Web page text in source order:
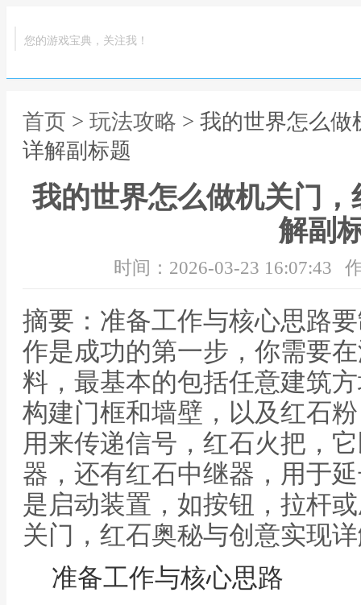
您的游戏宝典，关注我！
首页 > 玩法攻略 > 我的世界怎么
详解副标题
我的世界怎么做机关门
解副
时间：2026-03-23 16:07:43
摘要：准备工作与核心思路
作是成功的第一步，你需要
料，最基本的包括任意建筑
构建门框和墙壁，以及红石
用来传递信号，红石火把，
器，还有红石中继器，用于
是启动装置，如按钮，拉杆
关门，红石奥秘与创意实现
准备工作与核心思路